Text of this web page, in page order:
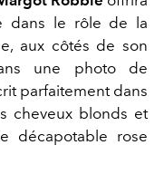
dans le rôle de la
aux côtés de son
une photo de
parfaitement dans
cheveux blonds et
décapotable rose